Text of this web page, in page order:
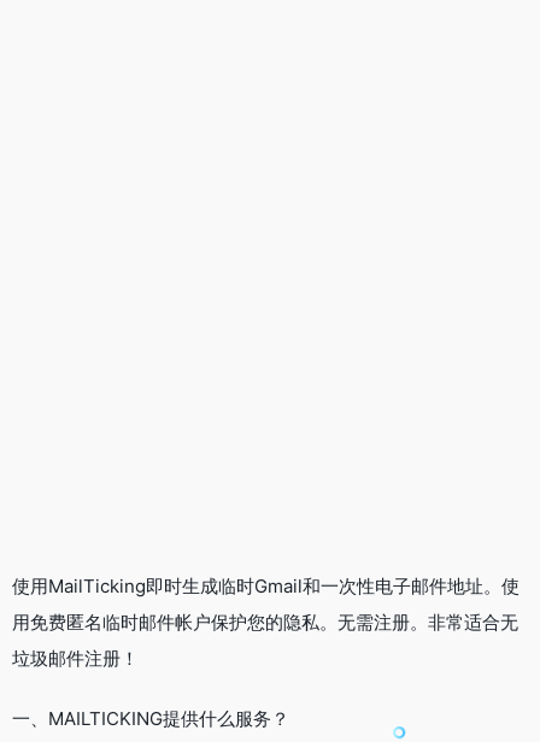
使用MailTicking即时生成临时Gmail和一次性电子邮件地址。使
用免费匿名临时邮件帐户保护您的隐私。无需注册。非常适合无
垃圾邮件注册！
一、MAILTICKING提供什么服务？